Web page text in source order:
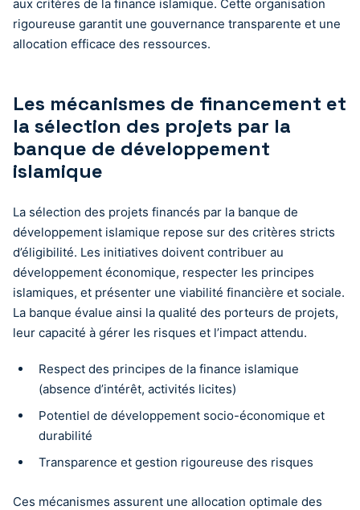
aux critères de la finance islamique. Cette organisation
rigoureuse garantit une gouvernance transparente et une
allocation efficace des ressources.
Les mécanismes de financement et
la sélection des projets par la
banque de développement
islamique
La sélection des projets financés par la banque de
développement islamique repose sur des critères stricts
d’éligibilité. Les initiatives doivent contribuer au
développement économique, respecter les principes
islamiques, et présenter une viabilité financière et sociale.
La banque évalue ainsi la qualité des porteurs de projets,
leur capacité à gérer les risques et l’impact attendu.
Respect des principes de la finance islamique
(absence d’intérêt, activités licites)
Potentiel de développement socio-économique et
durabilité
Transparence et gestion rigoureuse des risques
Ces mécanismes assurent une allocation optimale des